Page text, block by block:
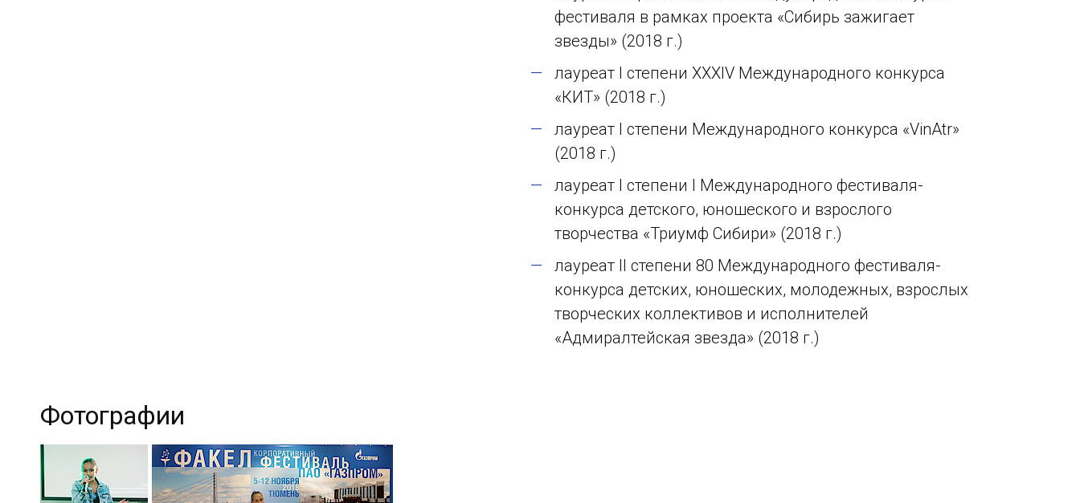
фестиваля в рамках проекта «Сибирь зажигает
звезды» (2018 г.)
лауреат I степени XXXIV Международного конкурса
«КИТ» (2018 г.)
лауреат I степени Международного конкурса «VinAtr»
(2018 г.)
лауреат I степени I Международного фестиваля-
конкурса детского, юношеского и взрослого
творчества «Триумф Сибири» (2018 г.)
лауреат II степени 80 Международного фестиваля-
конкурса детских, юношеских, молодежных, взрослых
творческих коллективов и исполнителей
«Адмиралтейская звезда» (2018 г.)
Фотографии